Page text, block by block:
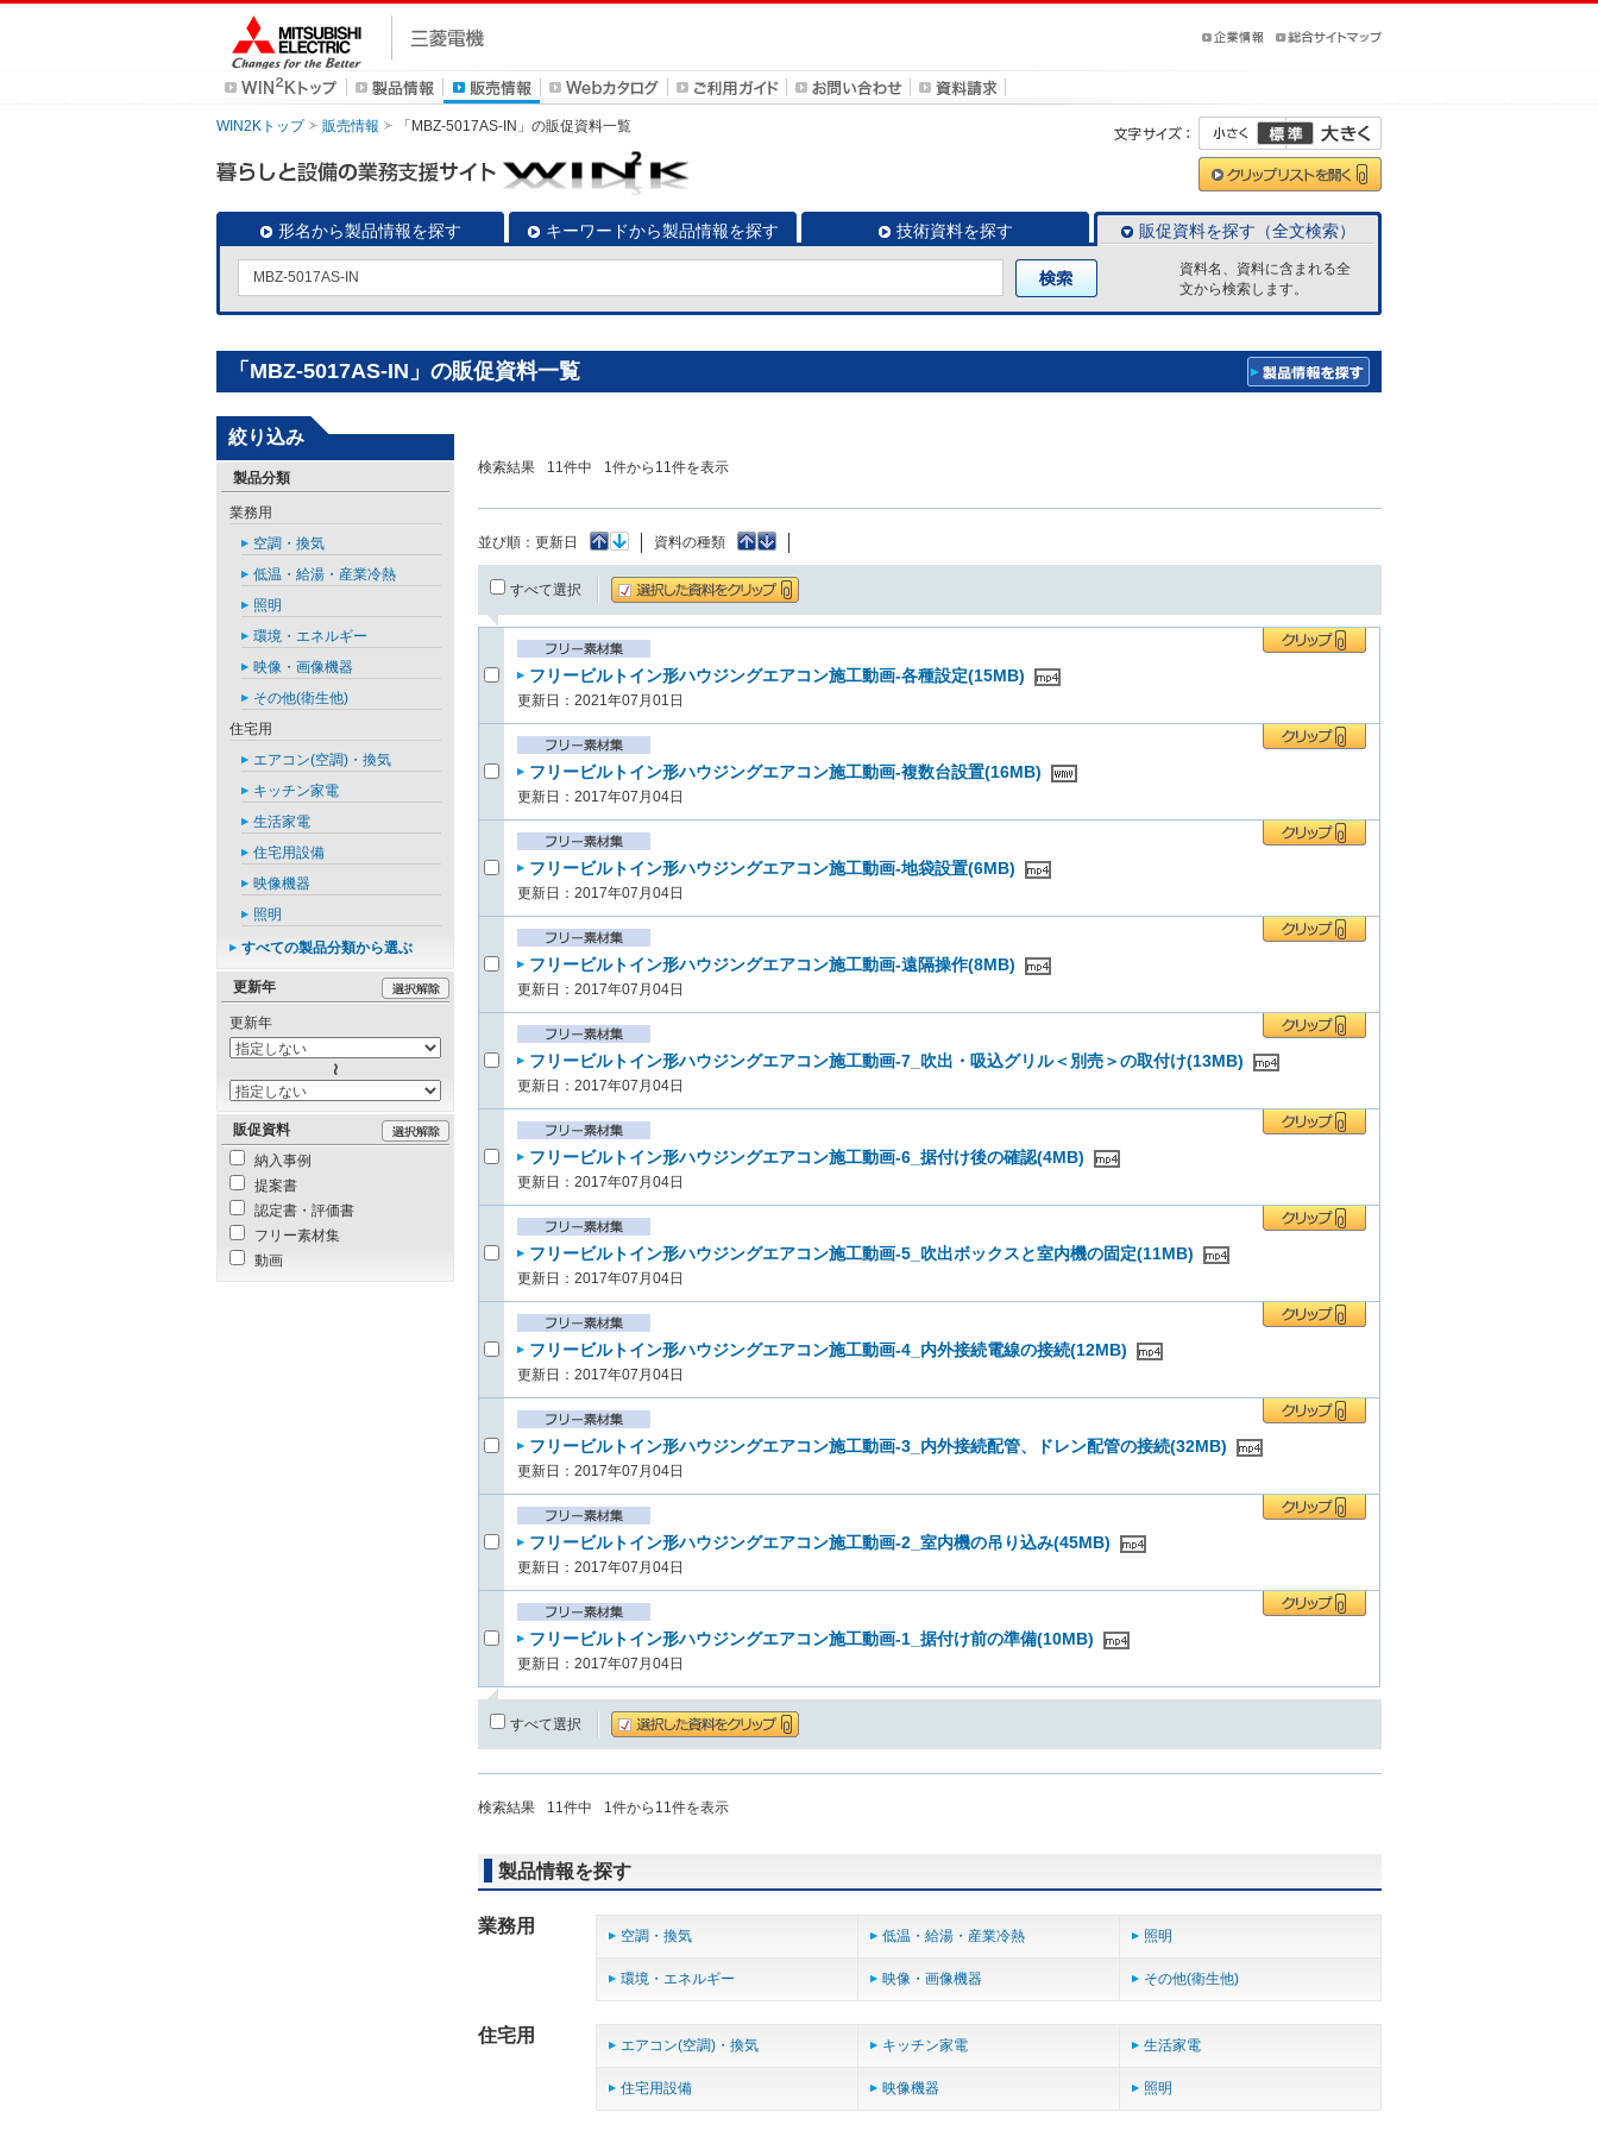
WIN2Kトップ 販売情報 「MBZ-5017AS-IN」の販促資料一覧
形名から製品情報を探す キーワードから製品情報を探す 技術資料を探す 販促資料を探す（全文検索）
資料名、資料に含まれる全
文から検索します。
「MBZ-5017AS-IN」の販促資料一覧
検索結果 11件中 1件から 11件を表示
並び順： 更新日 資料の種類
すべて選択
フリービルトイン形ハウジングエアコン施工動画-各種設定(15MB)
更新日：2021年07月01日
フリービルトイン形ハウジングエアコン施工動画-複数台設置(16MB)
更新日：2017年07月04日
フリービルトイン形ハウジングエアコン施工動画-地袋設置(6MB)
更新日：2017年07月04日
フリービルトイン形ハウジングエアコン施工動画-遠隔操作(8MB)
更新日：2017年07月04日
フリービルトイン形ハウジングエアコン施工動画-7_吹出・吸込グリル＜別売＞の取付け(13MB)
更新日：2017年07月04日
フリービルトイン形ハウジングエアコン施工動画-6_据付け後の確認(4MB)
更新日：2017年07月04日
フリービルトイン形ハウジングエアコン施工動画-5_吹出ボックスと室内機の固定(11MB)
更新日：2017年07月04日
フリービルトイン形ハウジングエアコン施工動画-4_内外接続電線の接続(12MB)
更新日：2017年07月04日
フリービルトイン形ハウジングエアコン施工動画-3_内外接続配管、ドレン配管の接続(32MB)
更新日：2017年07月04日
フリービルトイン形ハウジングエアコン施工動画-2_室内機の吊り込み(45MB)
更新日：2017年07月04日
フリービルトイン形ハウジングエアコン施工動画-1_据付け前の準備(10MB)
更新日：2017年07月04日
すべて選択
検索結果 11件中 1件から 11件を表示
製品情報を探す
業務用 空調・換気 低温・給湯・産業冷熱 照明
環境・エネルギー 映像・画像機器 その他(衛生他)
住宅用 エアコン(空調)・換気 キッチン家電 生活家電
住宅用設備 映像機器 照明
絞り込み
製品分類
業務用
空調・換気
低温・給湯・産業冷熱
照明
環境・エネルギー
映像・画像機器
その他(衛生他)
住宅用
エアコン(空調)・換気
キッチン家電
生活家電
住宅用設備
映像機器
照明
すべての製品分類から選ぶ
更新年
更新年
販促資料
納入事例
提案書
認定書・評価書
フリー素材集
動画